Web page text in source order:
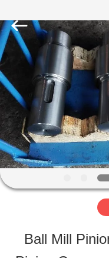
บ้าน
สินค้า
แสดง
VR
Industries
CO.,LTD.
All
Rights
Reserved.
Ball Mill